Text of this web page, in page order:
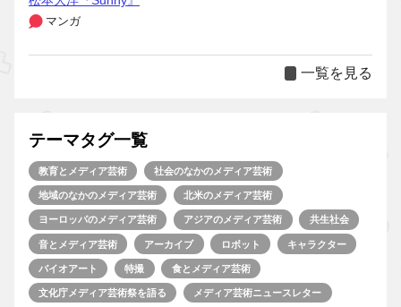
マンガ
一覧を見る
テーマタグ一覧
教育とメディア芸術 社会のなかのメディア芸術
地域のなかのメディア芸術 北米のメディア芸術
ヨーロッパのメディア芸術 アジアのメディア芸術 共生社会
音とメディア芸術 アーカイブ ロボット キャラクター
バイオアート 特撮 食とメディア芸術
文化庁メディア芸術祭を語る メディア芸術ニュースレター